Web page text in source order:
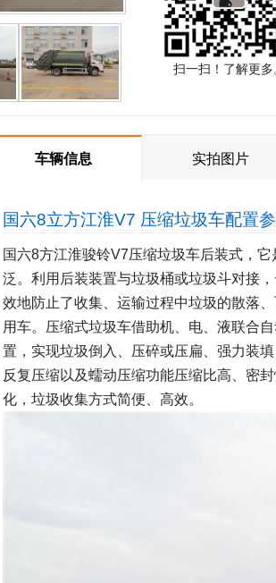
扫一扫！了解更多
车辆信息 实拍图片
国六8立方江淮V7 压缩垃圾车配置
国六8方江淮骏铃V7压缩垃圾车后装式，
泛。利用后装装置与垃圾桶或垃圾斗对接
效地防止了收集、运输过程中垃圾的散落
用车。压缩式垃圾车借助机、电、液联合
置，实现垃圾倒入、压碎或压扁、强力装
反复压缩以及蠕动压缩功能压缩比高、密
化，垃圾收集方式简便、高效。